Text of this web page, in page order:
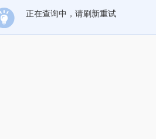
正在查询中，请刷新重试